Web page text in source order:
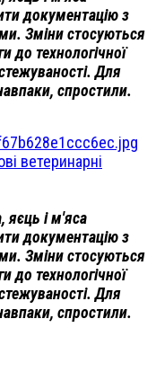
документацію з
Зміни стосуються
до технологічної
Для
спростили.
ветеринарні
яєць і м'яса
документацію з
Зміни стосуються
до технологічної
Для
спростили.